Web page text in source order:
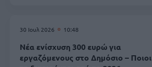
30 Ιουλ 2026 10:48
Νέα ενίσχυση 300 ευρώ για
εργαζόμενους στο Δημόσιο – Ποιοι